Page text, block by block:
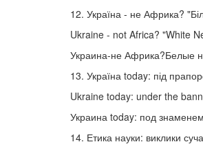
12. Україна - не Африка?
Ukraine - not Africa? "White
Украина-не Африка?Белые
13. Україна today: під
Ukraine today: under the
Украина today: под
14. Етика науки: виклики